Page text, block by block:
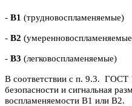
- В1 (трудновоспламеняемые)
- В2
- В3 (легковоспламеняемые)
В соответствии с п. 9.3. ГОСТ
безопасности и сигнальная
воспламеняемости В1 или В2.